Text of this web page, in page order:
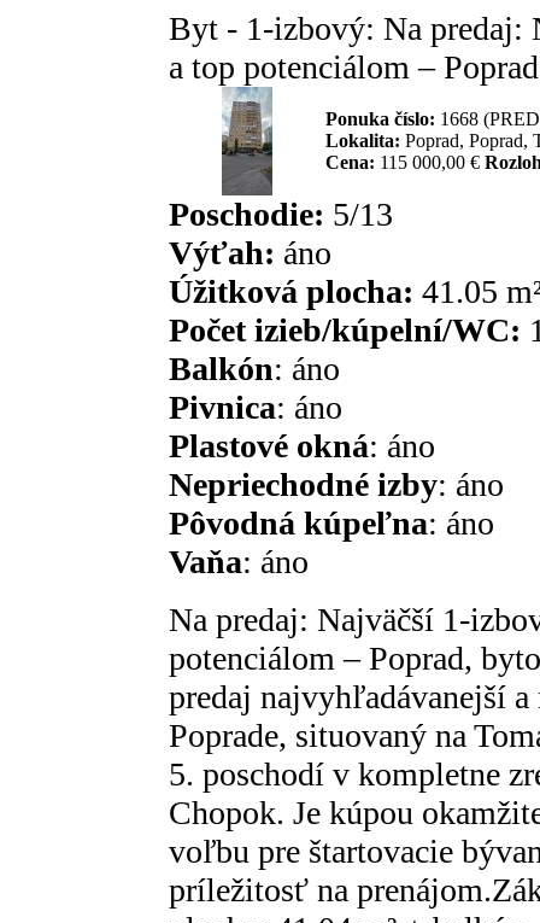
Byt - 1-izbový: Na predaj:
a top potenciálom –
Ponuka číslo: 1668
Lokalita: Poprad, Poprad,
Cena: 115 000,00 €
Poschodie: 5/13
Výťah: áno
Úžitková plocha: 41.05
Počet izieb/kúpelní/WC:
Balkón: áno
Pivnica: áno
Plastové okná: áno
Nepriechodné izby: áno
Pôvodná kúpeľna: áno
Vaňa: áno
Na predaj: Najväčší 1-
potenciálom – Poprad,
predaj najvyhľadávanejší
Poprade, situovaný na
5. poschodí v kompletne
Chopok. Je kúpou
voľbu pre štartovacie
príležitosť na